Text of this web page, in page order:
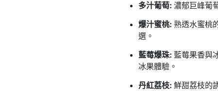
多汁葡萄: 濃郁巨峰葡
爆汁蜜桃: 熟透水蜜桃
選。
藍莓爆珠: 藍莓果香與
冰果體驗。
丹紅荔枝: 鮮甜荔枝的